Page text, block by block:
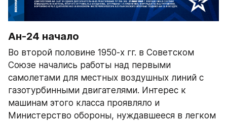
Ан-24 начало
Во второй половине 1950-х гг. в Советском
Союзе начались работы над первыми
самолетами для местных воздушных линий с
газотурбинными двигателями. Интерес к
машинам этого класса проявляло и
Министерство обороны, нуждавшееся в легком